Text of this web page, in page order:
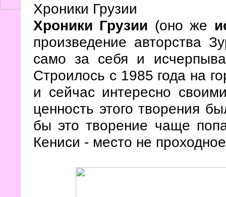
Хроники Грузии
Хроники Грузии (оно же
произведение авторства
само за себя и
Строилось с 1985 года на
и сейчас интересно
ценность этого творения
бы это творение чаще
Кениси - место не